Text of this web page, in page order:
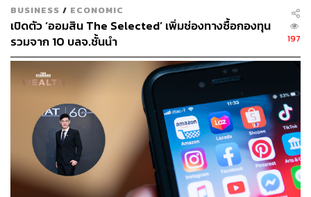
BUSINESS / ECONOMIC
เปิดตัว ‘ออมสิน The Selected’ เพิ่มช่องทางซื้อกองทุน
รวมจาก 10 บลจ.ชั้นนำ
197